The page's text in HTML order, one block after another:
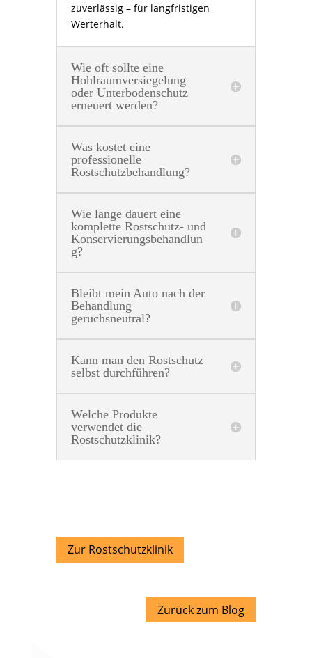
zuverlässig – für langfristigen
Werterhalt.
Wie oft sollte eine
Hohlraumversiegelung
oder Unterbodenschutz
erneuert werden?
Was kostet eine
professionelle
Rostschutzbehandlung?
Wie lange dauert eine
komplette Rostschutz- und
Konservierungsbehandlun
g?
Bleibt mein Auto nach der
Behandlung
geruchsneutral?
Kann man den Rostschutz
selbst durchführen?
Welche Produkte
verwendet die
Rostschutzklinik?
Zur Rostschutzklinik
Zurück zum Blog